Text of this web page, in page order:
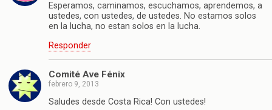
Esperamos, caminamos, escuchamos, aprendemos, a
ustedes, con ustedes, de ustedes. No estamos solos
en la lucha, no estan solos en la lucha.
Responder
Comité Ave Fénix
febrero 9, 2013
Saludes desde Costa Rica! Con ustedes!